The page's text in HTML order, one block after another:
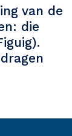
van de
die